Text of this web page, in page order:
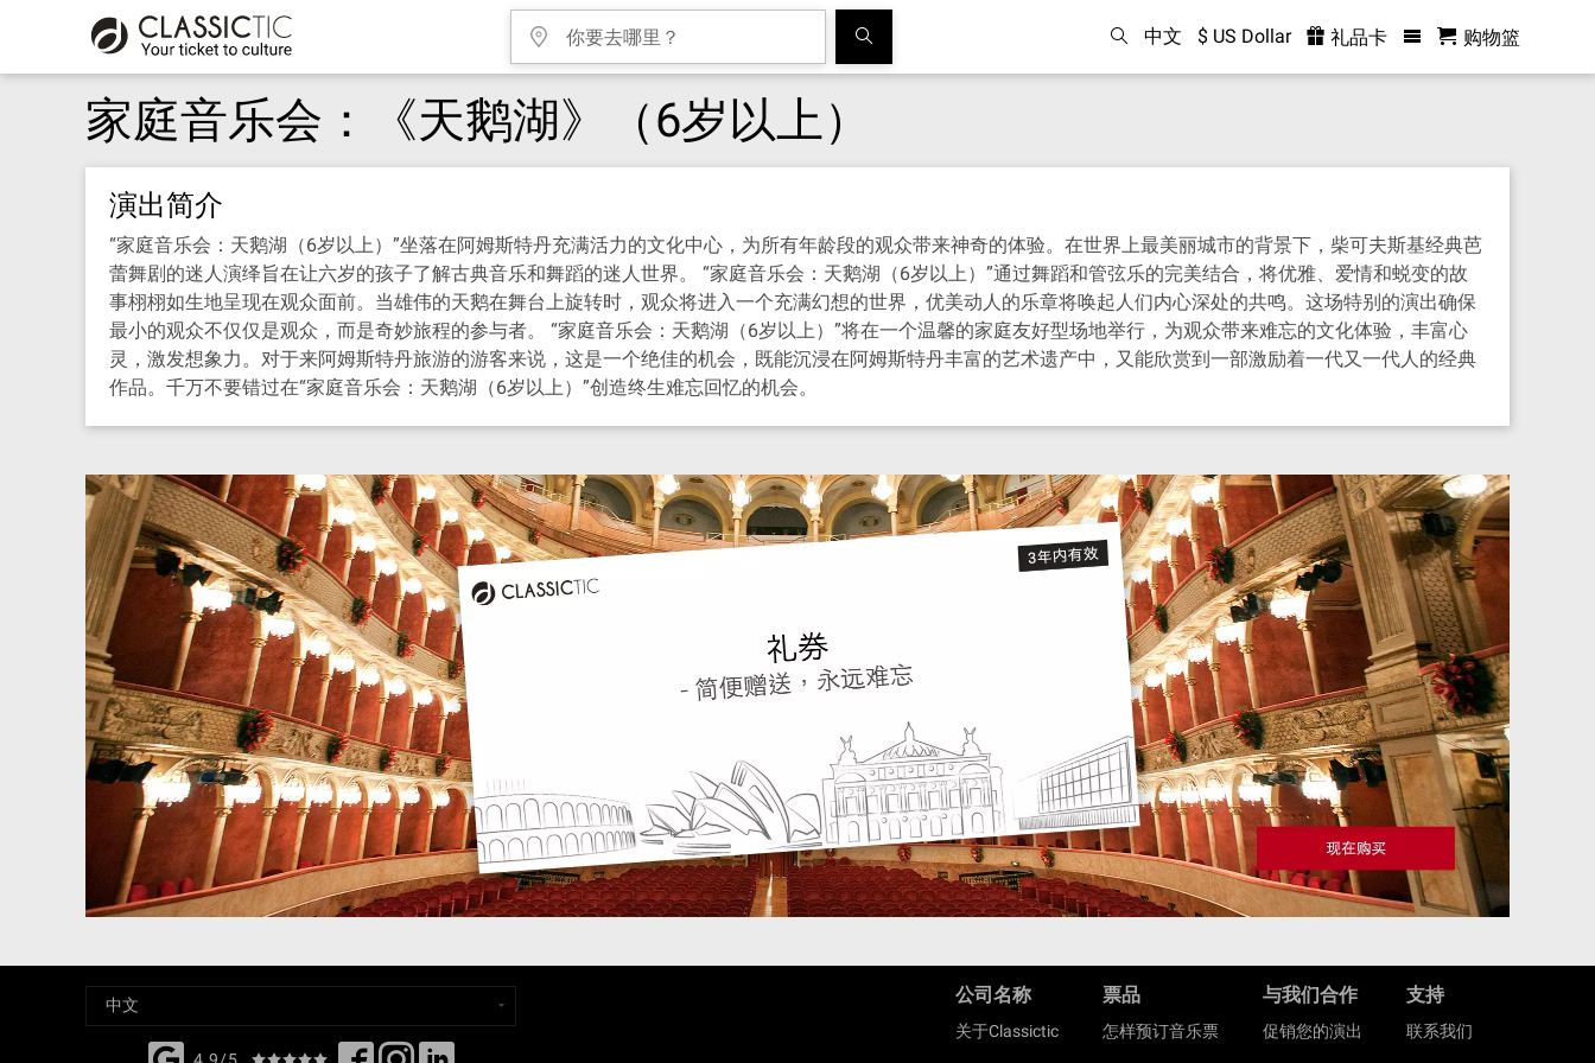
中文 $ US Dollar 礼品卡 购物篮
家庭音乐会：《天鹅湖》（6岁以上）
演出简介
“家庭音乐会：天鹅湖（6岁以上）”坐落在阿姆斯特丹充满活力的文化中心，为所有年龄段的观众带来神奇的体验。在世界上最美丽城市的背景下，柴可夫斯基经典芭
蕾舞剧的迷人演绎旨在让六岁的孩子了解古典音乐和舞蹈的迷人世界。 “家庭音乐会：天鹅湖（6岁以上）”通过舞蹈和管弦乐的完美结合，将优雅、爱情和蜕变的故
事栩栩如生地呈现在观众面前。当雄伟的天鹅在舞台上旋转时，观众将进入一个充满幻想的世界，优美动人的乐章将唤起人们内心深处的共鸣。这场特别的演出确保
最小的观众不仅仅是观众，而是奇妙旅程的参与者。 “家庭音乐会：天鹅湖（6岁以上）”将在一个温馨的家庭友好型场地举行，为观众带来难忘的文化体验，丰富心
灵，激发想象力。对于来阿姆斯特丹旅游的游客来说，这是一个绝佳的机会，既能沉浸在阿姆斯特丹丰富的艺术遗产中，又能欣赏到一部激励着一代又一代人的经典
作品。千万不要错过在“家庭音乐会：天鹅湖（6岁以上）”创造终生难忘回忆的机会。
4,9/5
公司名称
关于Classictic
票品
怎样预订音乐票
与我们合作
促销您的演出
支持
联系我们